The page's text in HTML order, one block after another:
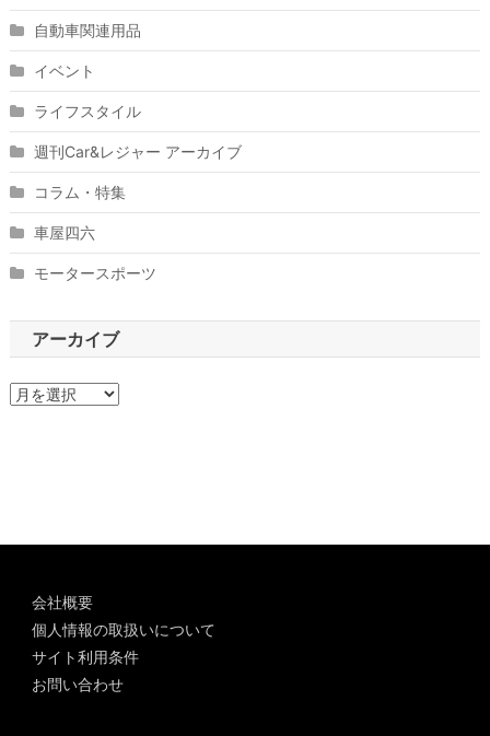
自動車関連用品
イベント
ライフスタイル
週刊Car&レジャー アーカイブ
コラム・特集
車屋四六
モータースポーツ
アーカイブ
ア
会社概要
個人情報の取扱いについて
サイト利用条件
お問い合わせ